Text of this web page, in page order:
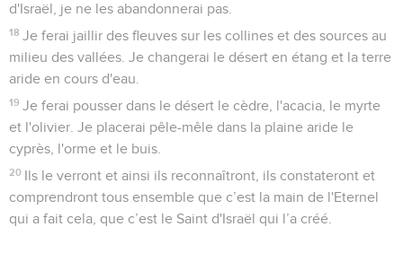
d'Israël, je ne les abandonnerai pas.
18 Je ferai jaillir des fleuves sur les collines et des sources au
milieu des vallées. Je changerai le désert en étang et la terre
aride en cours d'eau.
19 Je ferai pousser dans le désert le cèdre, l'acacia, le myrte
et l'olivier. Je placerai pêle-mêle dans la plaine aride le
cyprès, l'orme et le buis.
20 Ils le verront et ainsi ils reconnaîtront, ils constateront et
comprendront tous ensemble que c’est la main de l'Eternel
qui a fait cela, que c’est le Saint d'Israël qui l’a créé.